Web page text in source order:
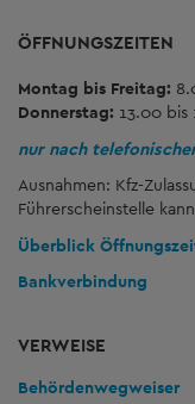
ÖFFNUNGSZEITEN
Montag bis Freitag:
Donnerstag: 13.00 bis
nur nach
Ausnahmen: Kfz-
Führerscheinstelle
Überblick
Bankverbindung
VERWEISE
Behördenwegweiser